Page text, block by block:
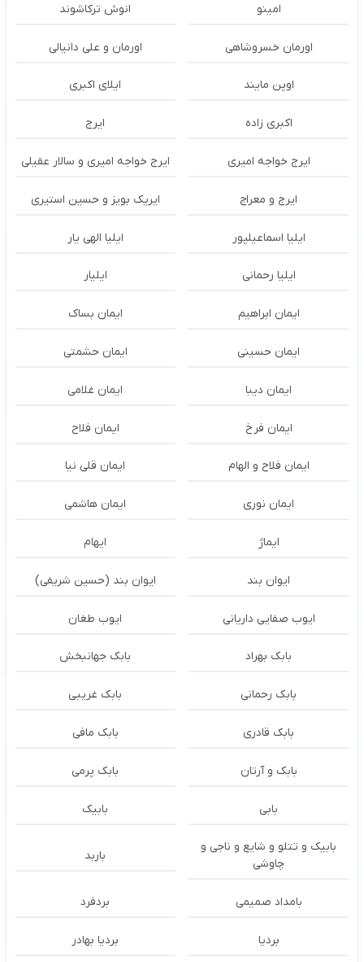
امینو انوش ترکاشوند
اورمان خسروشاهی اورمان و علی دانیالی
اوپن مایند ايلاى اكبرى
اکبری زاده ایرج
ایرج خواجه امیری ایرج خواجه امیری و سالار عقیلی
ایرج و معراج ایریک بویز و حسین استیری
ایلیا اسماعیلپور ایلیا الهی یار
ایلیا رحمانی ایلیار
ایمان ابراهیم ایمان بساک
ایمان حسینی ایمان حشمتی
ایمان دیبا ایمان غلامی
ایمان فرخ ایمان فلاح
ایمان فلاح و الهام ایمان قلی نیا
ایمان نوری ایمان هاشمی
ایماژ ایهام
ایوان بند ایوان بند (حسین شریفی)
ایوب صفایی داریانی ایوب طغان
بابک بهراد بابک جهانبخش
بابک رحمانی بابک غریبی
بابک قادری بابک مافی
بابک و آرتان بابک پرمی
بابی بابیک
بابیک و تتلو و شایع و ناجی و
چاوشی
باربد
بامداد صمیمی بردفرد
بردیا بردیا بهادر